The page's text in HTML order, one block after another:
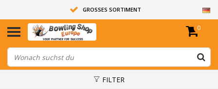
GROSSES SORTIMENT
14 TAGE RÜCKGABERECHT
ALLE BOWLINGKUGELN SIND UNGEBOHRT
0
FILTER